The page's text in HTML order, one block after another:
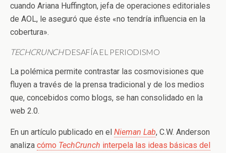
cuando Ariana Huffington, jefa de operaciones editoriales
de AOL, le aseguró que éste «no tendría influencia en la
cobertura».
TECHCRUNCHDESAFÍA EL PERIODISMO
La polémica permite contrastar las cosmovisiones que
fluyen a través de la prensa tradicional y de los medios
que, concebidos como blogs, se han consolidado en la
web 2.0.
En un artículo publicado en el Nieman Lab, C.W. Anderson
analiza cómo TechCrunch interpela las ideas básicas del